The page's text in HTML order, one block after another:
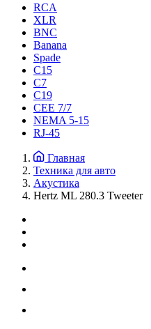
RCA
XLR
BNC
Banana
Spade
C15
С7
C19
CEE 7/7
NEMA 5-15
RJ-45
Главная
Техника для авто
Акустика
Hertz ML 280.3 Tweeter